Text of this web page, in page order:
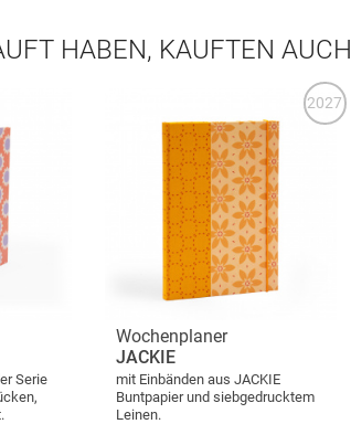
HABEN, KAUFTEN AUCH
Serie
Wochenplaner
JACKIE
mit Einbänden aus JACKIE
Buntpapier und siebgedrucktem
Leinen.
2027